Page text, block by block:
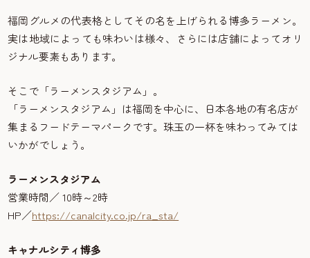
福岡グルメの代表格としてその名を上げられる博多ラーメン。
実は地域によっても味わいは様々、さらには店舗によってオリ
ジナル要素もあります。
そこで「ラーメンスタジアム」。
「ラーメンスタジアム」は福岡を中心に、日本各地の有名店が
集まるフードテーマパークです。珠玉の一杯を味わってみては
いかがでしょう。
ラーメンスタジアム
営業時間／ 10時～2時
HP／https://canalcity.co.jp/ra_sta/
キャナルシティ博多